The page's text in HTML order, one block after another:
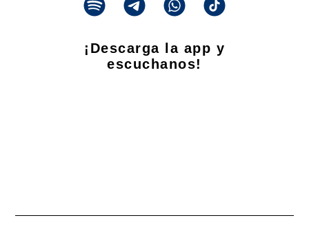
¡Descarga la app y
escuchanos!